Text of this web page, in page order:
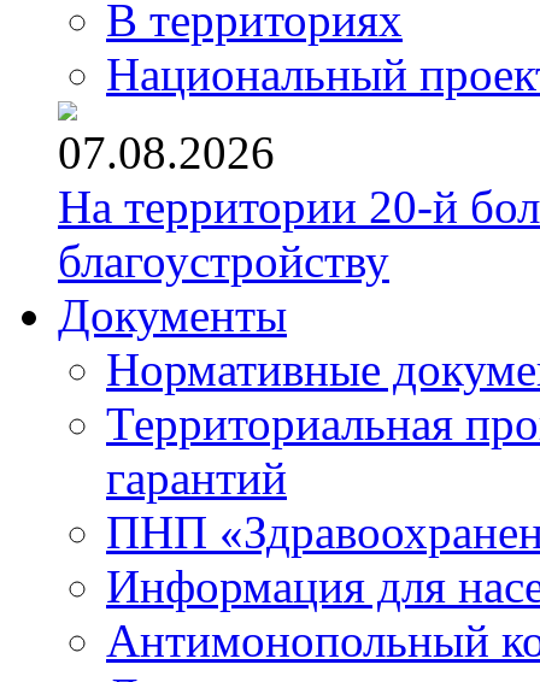
В территориях
Национальный
07.08.2026
На территории 20-й
благоустройству
Документы
Нормативные
Территориальная
гарантий
ПНП
Информация для
Антимонопольный